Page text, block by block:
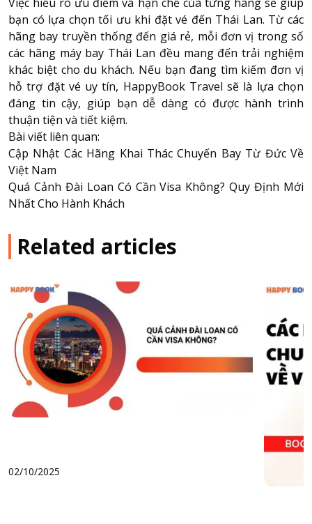
bạn có lựa chọn tối ưu khi đặt vé đến Thái Lan. Từ các
hãng bay truyền thống đến giá rẻ, mỗi đơn vị trong số
các hãng máy bay Thái Lan đều mang đến trải nghiệm
khác biệt cho du khách. Nếu bạn đang tìm kiếm đơn vị
hỗ trợ đặt vé uy tín, HappyBook Travel sẽ là lựa chọn
đáng tin cậy, giúp bạn dễ dàng có được hành trình
thuận tiện và tiết kiệm.
Bài viết liên quan:
Cập Nhật Các Hãng Khai Thác Chuyến Bay Từ Đức Về
Việt Nam
Quá Cảnh Đài Loan Có Cần Visa Không? Quy Định Mới
Nhất Cho Hành Khách
Related articles
02/10/2025